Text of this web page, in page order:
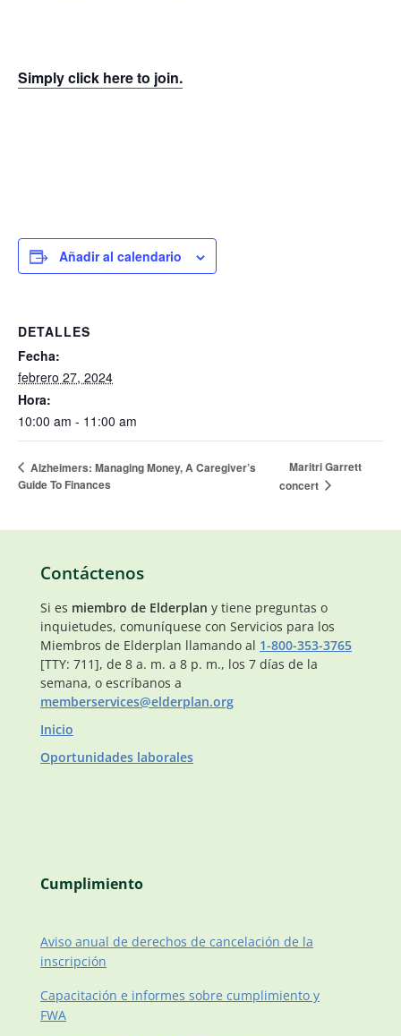
Simply click here to join.
Añadir al calendario
DETALLES
Fecha:
febrero 27, 2024
Hora:
10:00 am - 11:00 am
Alzheimers: Managing Money, A Caregiver’s
Guide To Finances
Maritri Garrett
concert
Contáctenos
Si es miembro de Elderplan y tiene preguntas o
inquietudes, comuníquese con Servicios para los
Miembros de Elderplan llamando al 1-800-353-3765
[TTY: 711], de 8 a. m. a 8 p. m., los 7 días de la
semana, o escríbanos a
memberservices@elderplan.org
Inicio
Oportunidades laborales
Cumplimiento
Aviso anual de derechos de cancelación de la
inscripción
Capacitación e informes sobre cumplimiento y
FWA